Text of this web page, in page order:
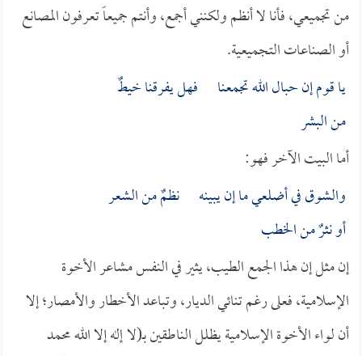
من تجميعي، فأنا لا أنظم ولكنني أجمع، وأنتم جميعاً تعرفون المصانع
أو الصناعات التجميعية.
يا قوم إن حبال الله تجمعنا فهل يفرقنا خيطٌ
من البشر
أما البيت الآخر فهو:
والشوق في أضلعي ما إن يبينه نظمٌ من الشعر
أو نثرٌ من الخطب
إن مثل إن هذا الجمع الطيب، يثير في النفس مشاعر الأخوة
الإسلامية، فعلى رغم تنائي الديار، وتباعد الأخطار والأمصار؛ إلا
أن لواء الأخوة الإسلامية يظلل الناطقين بـ(لا إله إلا الله محمد